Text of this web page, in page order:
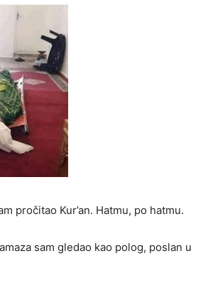
pročitao Kur’an. Hatmu, po hatmu.
sam gledao kao polog, poslan u